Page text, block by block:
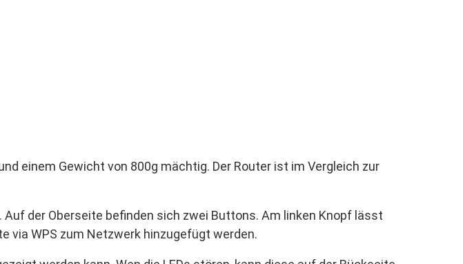
einem Gewicht von 800g mächtig. Der Router ist im Vergleich zur
der Oberseite befinden sich zwei Buttons. Am linken Knopf lässt
via WPS zum Netzwerk hinzugefügt werden.